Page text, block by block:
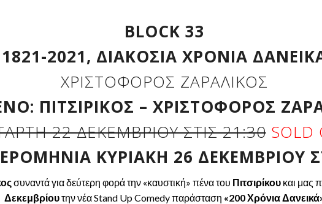
BLOCK 33
1821-2021, ΔΙΑΚΌΣΙΑ ΧΡΌΝΙΑ
ΧΡΙΣΤΌΦΟΡΟΣ ΖΑΡΑΛΊΚΟΣ
ΠΙΤΣΙΡΊΚΟΣ – ΧΡΙΣΤΌΦΟΡΟΣ
22 ΔΕΚΕΜΒΡΊΟΥ ΣΤΙΣ 21:30 SOLD
ΚΥΡΙΑΚΉ 26 ΔΕΚΕΜΒΡΊΟΥ
συναντά για δεύτερη φορά την «καυστική» πένα του Πιτσιρίκουκαι μας
Δεκεμβρίουτην νέα Stand Up Comedy παράσταση «200 Χρόνια